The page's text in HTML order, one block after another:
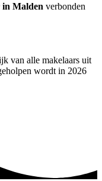
in Malden verbonden
van alle makelaars uit
wordt in 2026